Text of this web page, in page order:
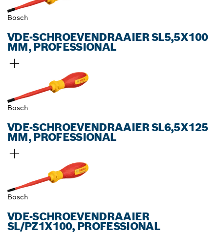
Bosch
VDE-SCHROEVENDRAAIER SL5,5X100
MM, PROFESSIONAL
Bosch
VDE-SCHROEVENDRAAIER SL6,5X125
MM, PROFESSIONAL
Bosch
VDE-SCHROEVENDRAAIER
SL/PZ1X100, PROFESSIONAL